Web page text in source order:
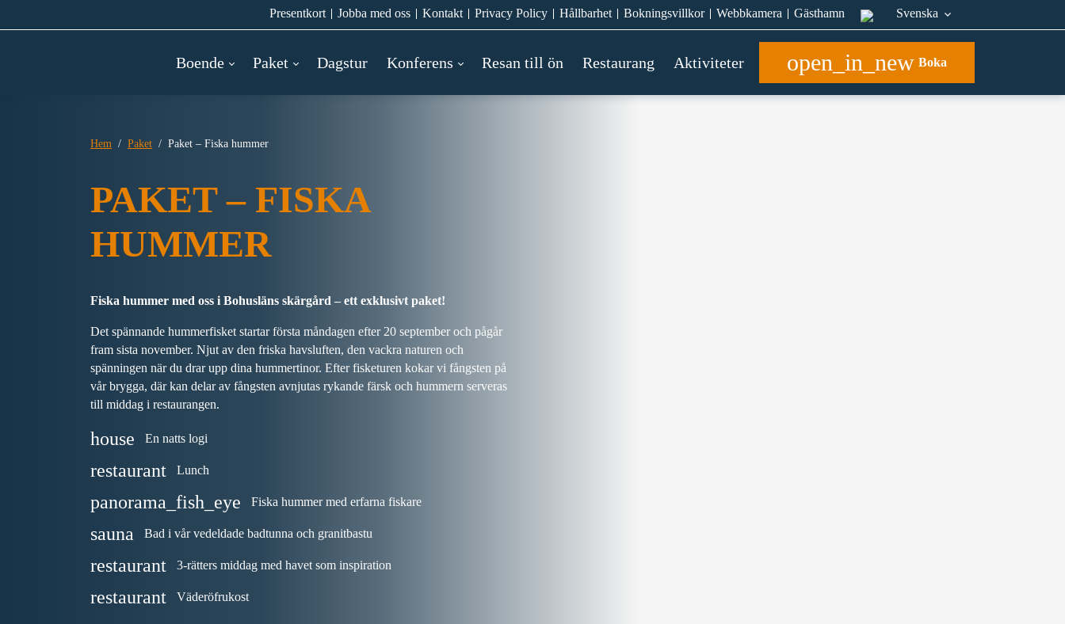
Presentkort Jobba med oss Kontakt Privacy Policy Hållbarhet Bokningsvillkor Webbkamera Gästhamn Svenska
Boende Paket Dagstur Konferens Resan till ön Restaurang Aktiviteter open_in_new Boka
Hem Paket Paket – Fiska hummer
PAKET – FISKA
HUMMER
Fiska hummer med oss i Bohusläns skärgård – ett exklusivt paket!
Det spännande hummerfisket startar första måndagen efter 20 september och pågår
fram sista november. Njut av den friska havsluften, den vackra naturen och
spänningen när du drar upp dina hummertinor. Efter fisketuren kokar vi fångsten på
vår brygga, där kan delar av fångsten avnjutas rykande färsk och hummern serveras
till middag i restaurangen.
house En natts logi
restaurant Lunch
panorama_fish_eye Fiska hummer med erfarna fiskare
sauna Bad i vår vedeldade badtunna och granitbastu
restaurant 3-rätters middag med havet som inspiration
restaurant Väderöfrukost